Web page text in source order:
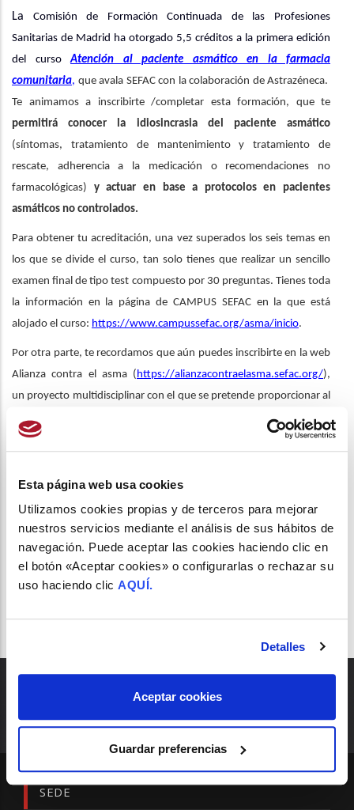
Esta página web usa cookies
Utilizamos cookies propias y de terceros para mejorar
nuestros servicios mediante el análisis de sus hábitos de
navegación. Puede aceptar las cookies haciendo clic en
el botón «Aceptar cookies» o configurarlas o rechazar su
uso haciendo clic AQUÍ.
Detalles
Aceptar cookies
Guardar preferencias
la
navegación
La Comisión de Formación Continuada de las Profesiones
Sanitarias de Madrid ha otorgado 5,5 créditos a la primera edición
del curso
Atención al paciente asmático en la farmacia
comunitaria, que avala SEFAC con la colaboración de Astrazéneca.
Te animamos a inscribirte /completar esta formación, que te
permitirá conocer la idiosincrasia del paciente asmático
(síntomas, tratamiento de mantenimiento y tratamiento de
rescate, adherencia a la medicación o recomendaciones no
farmacológicas) y actuar en base a protocolos en pacientes
asmáticos no controlados.
Para obtener tu acreditación, una vez superados los seis temas en
los que se divide el curso, tan solo tienes que realizar un sencillo
examen final de tipo test compuesto por 30 preguntas. Tienes toda
la información en la página de CAMPUS SEFAC en la que está
alojado el curso: https://www.campussefac.org/asma/inicio.
Por otra parte, te recordamos que aún puedes inscribirte en la web
Alianza contra el asma (https://alianzacontraelasma.sefac.org/),
un proyecto multidisciplinar con el que se pretende proporcionar al
paciente asmático que sobreutiliza la terapia de rescate un mejor
pronóstico de su enfermedad. Para participar en la iniciativa, debes
participar en este proyecto?”
SEDE